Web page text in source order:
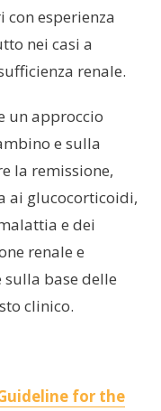
con esperienza
nei casi a
renale.
un approccio
e sulla
la remissione,
ai glucocorticoidi,
e dei
renale e
base delle
clinico.
for the